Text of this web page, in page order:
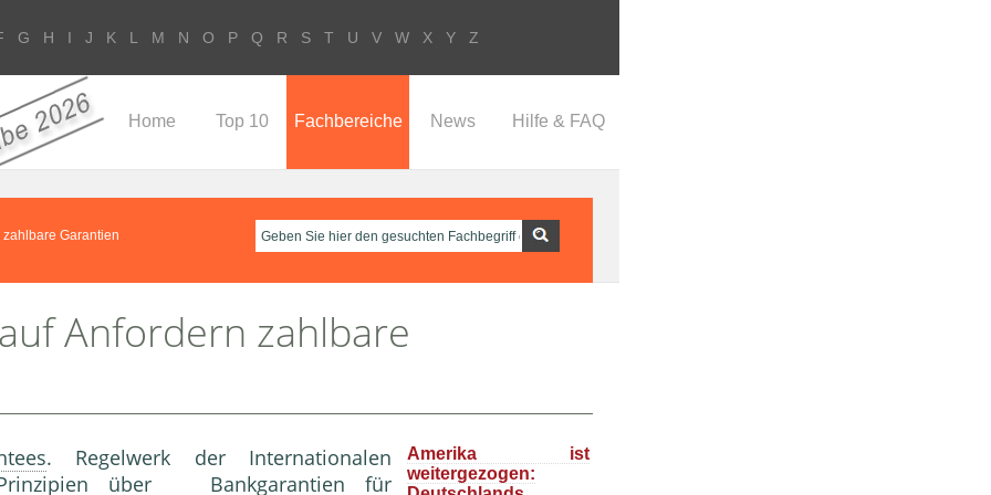
G H I J K L M N O P Q R S T U V W X Y Z
Home Top 10 Fachbereiche News Hilfe & FAQ
Garantien
Anfordern zahlbare
. Regelwerk der Internationalen
über Bankgarantien für
Amerika ist
weitergezogen: